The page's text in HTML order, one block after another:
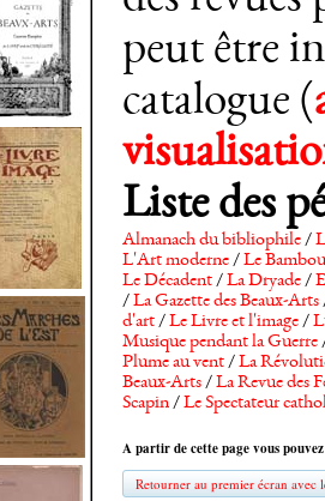
peut être
catalogue (
Liste des
Almanach du bibliophile/
L'Art moderne/Le Bambou
Le Décadent/La Dryade/
/La Gazette des Beaux-Arts
d'art/Le Livre et l'image/
Musique pendant la Guerre
Plume au vent/La
Beaux-Arts/La Revue des
Scapin/Le Spectateur
A partir de cette page vous
Retourner au premier écran avec